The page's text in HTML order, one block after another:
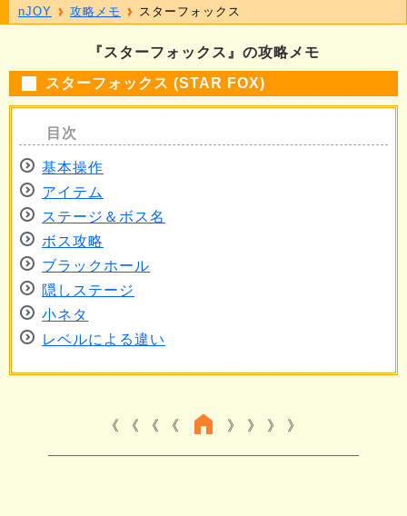
『スターフォックス』の攻略メモ
スターフォックス (STAR FOX)
基本操作
アイテム
ステージ＆ボス名
ボス攻略
ブラックホール
隠しステージ
小ネタ
レベルによる違い
《 《 《 》 》 》
nJOY 攻略メモ スターフォックス